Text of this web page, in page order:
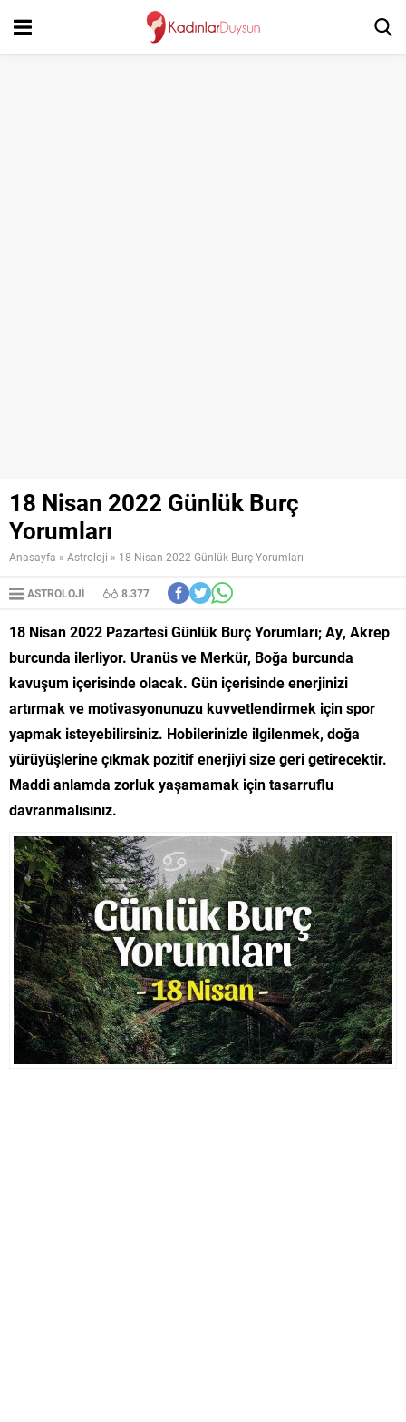
18 Nisan 2022 Günlük Burç
Yorumları
Anasayfa » Astroloji » 18 Nisan 2022 Günlük Burç Yorumları
ASTROLOJI 8.377
18 Nisan 2022 Pazartesi Günlük Burç Yorumları; Ay, Akrep
burcunda ilerliyor. Uranüs ve Merkür, Boğa burcunda
kavuşum içerisinde olacak. Gün içerisinde enerjinizi
artırmak ve motivasyonunuzu kuvvetlendirmek için spor
yapmak isteyebilirsiniz. Hobilerinizle ilgilenmek, doğa
yürüyüşlerine çıkmak pozitif enerjiyi size geri getirecektir.
Maddi anlamda zorluk yaşamamak için tasarruflu
davranmalısınız.